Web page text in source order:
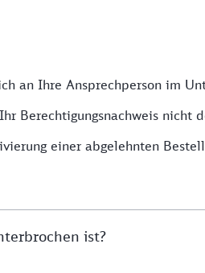
an Ihre Ansprechperson im
Berechtigungsnachweis nicht
einer abgelehnten
ist?